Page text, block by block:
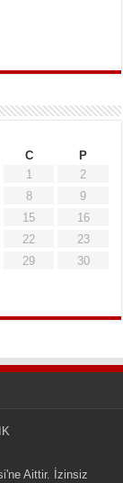
C
P
1
2
8
9
15
16
22
23
29
30
Aittir. İzinsiz